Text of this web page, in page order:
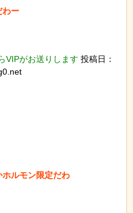
わー
VIPがお送りします 投稿日：
ルモン限定だわ